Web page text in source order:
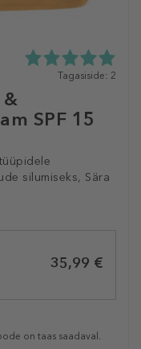
SPF 15
silumiseks, Sära
5.0
2
Tagasiside: 2
35,99 €
on taas saadaval.